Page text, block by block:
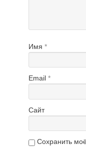
Имя *
Email *
Сайт
Сохранить